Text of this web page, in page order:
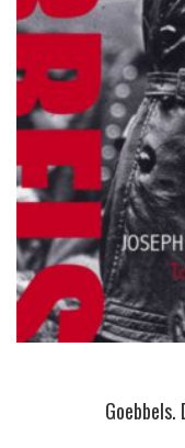
Goebbels.